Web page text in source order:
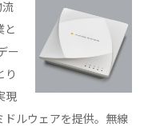
流
と
ー
り
現
ルウェアを提供。無線